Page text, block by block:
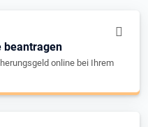
beantragen
online bei Ihrem